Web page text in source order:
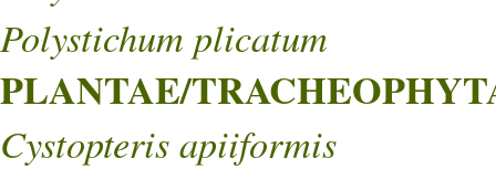
Polystichum plicatum
PLANTAE/
Cystopteris apiiformis